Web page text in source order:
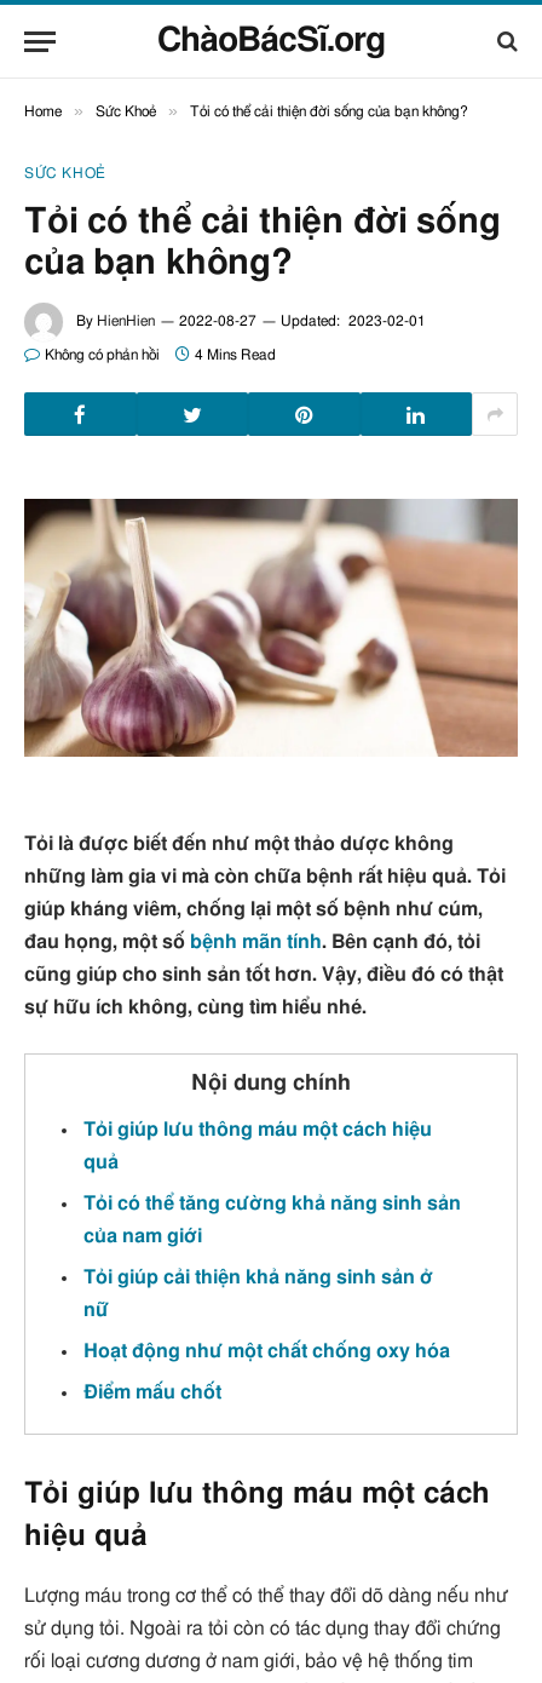
ChàoBácSĩ.org
Home » Sức Khoẻ » Tỏi có thể cải thiện đời sống của bạn không?
SỨC KHOẺ
Tỏi có thể cải thiện đời sống
của bạn không?
By HienHien 2022-08-27 Updated: 2023-02-01
Không có phản hồi 4 Mins Read
Tỏi là được biết đến như một thảo dược không
những làm gia vi mà còn chữa bệnh rất hiệu quả. Tỏi
giúp kháng viêm, chống lại một số bệnh như cúm,
đau họng, một số bệnh mãn tính. Bên cạnh đó, tỏi
cũng giúp cho sinh sản tốt hơn. Vậy, điều đó có thật
sự hữu ích không, cùng tìm hiểu nhé.
Nội dung chính
Tỏi giúp lưu thông máu một cách hiệu
quả
Tỏi có thể tăng cường khả năng sinh sản
của nam giới
Tỏi giúp cải thiện khả năng sinh sản ở
nữ
Hoạt động như một chất chống oxy hóa
Điểm mấu chốt
Tỏi giúp lưu thông máu một cách
hiệu quả
Lượng máu trong cơ thể có thể thay đổi dõ dàng nếu như
sử dụng tỏi. Ngoài ra tỏi còn có tác dụng thay đổi chứng
rối loại cương dương ở nam giới, bảo vệ hệ thống tim